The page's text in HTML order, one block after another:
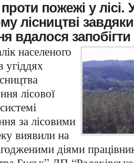
пожежі у лісі.
лісництві
вдалося запобігти
населеного
угіддях
лісової
за лісовими
виявили на
діями